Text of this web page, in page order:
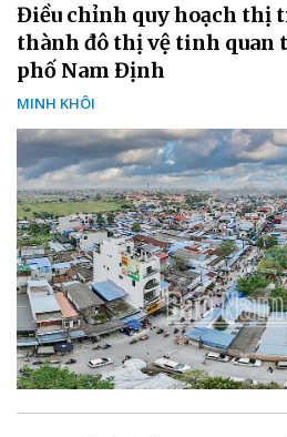
Điều chỉnh quy hoạch thị
thành đô thị vệ tinh quan
phố Nam Định
MINH KHÔI